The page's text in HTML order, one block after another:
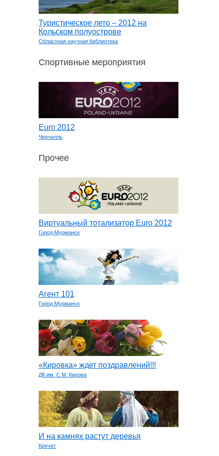
Туристическое лето – 2012 на
Кольском полуострове
Областная научная библиотека
Спортивные мероприятия
Euro 2012
Черчилль
Прочее
Виртуальный тотализатор Euro 2012
Город Мурманск
Агент 101
Город Мурманск
«Кировка» ждет поздравлений!!!
ДК им. С.М. Кирова
И на камнях растут деревья
Кречет